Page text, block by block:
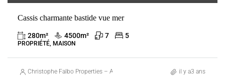
Cassis charmante bastide vue mer
280m² 4500m² 7 5
PROPRIÉTÉ, MAISON
Christophe Falbo Properties – Agence Immobilière Marseilleil y a3 ans